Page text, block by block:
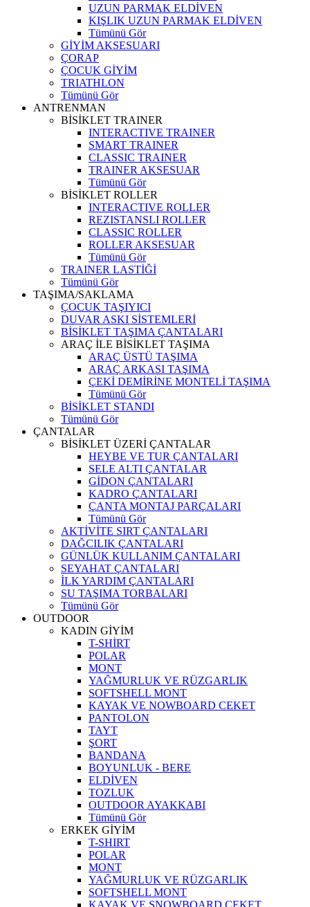
UZUN PARMAK ELDİVEN
KIŞLIK UZUN PARMAK ELDİVEN
Tümünü Gör
GİYİM AKSESUARI
ÇORAP
ÇOCUK GİYİM
TRIATHLON
Tümünü Gör
ANTRENMAN
BİSİKLET TRAINER
INTERACTIVE TRAINER
SMART TRAINER
CLASSIC TRAINER
TRAINER AKSESUAR
Tümünü Gör
BİSİKLET ROLLER
INTERACTIVE ROLLER
REZISTANSLI ROLLER
CLASSIC ROLLER
ROLLER AKSESUAR
Tümünü Gör
TRAINER LASTİĞİ
Tümünü Gör
TAŞIMA/SAKLAMA
ÇOCUK TAŞIYICI
DUVAR ASKI SİSTEMLERİ
BİSİKLET TAŞIMA ÇANTALARI
ARAÇ İLE BİSİKLET TAŞIMA
ARAÇ ÜSTÜ TAŞIMA
ARAÇ ARKASI TAŞIMA
ÇEKİ DEMİRİNE MONTELİ TAŞIMA
Tümünü Gör
BİSİKLET STANDI
Tümünü Gör
ÇANTALAR
BİSİKLET ÜZERİ ÇANTALAR
HEYBE VE TUR ÇANTALARI
SELE ALTI ÇANTALAR
GİDON ÇANTALARI
KADRO ÇANTALARI
ÇANTA MONTAJ PARÇALARI
Tümünü Gör
AKTİVİTE SIRT ÇANTALARI
DAĞCILIK ÇANTALARI
GÜNLÜK KULLANIM ÇANTALARI
SEYAHAT ÇANTALARI
İLK YARDIM ÇANTALARI
SU TAŞIMA TORBALARI
Tümünü Gör
OUTDOOR
KADIN GİYİM
T-SHİRT
POLAR
MONT
YAĞMURLUK VE RÜZGARLIK
SOFTSHELL MONT
KAYAK VE NOWBOARD CEKET
PANTOLON
TAYT
ŞORT
BANDANA
BOYUNLUK - BERE
ELDİVEN
TOZLUK
OUTDOOR AYAKKABI
Tümünü Gör
ERKEK GİYİM
T-SHIRT
POLAR
MONT
YAĞMURLUK VE RÜZGARLIK
SOFTSHELL MONT
KAYAK VE SNOWBOARD CEKET